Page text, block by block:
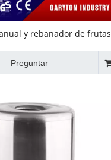
y rebanador de frutas
Preguntar